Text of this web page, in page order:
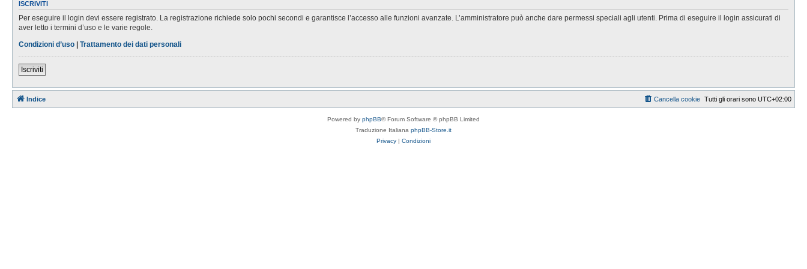
ISCRIVITI
Per eseguire il login devi essere registrato. La registrazione richiede solo pochi secondi e garantisce l’accesso alle funzioni avanzate. L’amministratore può anche dare permessi speciali agli utenti. Prima di eseguire il login assicurati di
aver letto i termini d’uso e le varie regole.
Condizioni d’uso | Trattamento dei dati personali
Iscriviti
Indice Tutti gli orari sono UTC+02:00
Cancella cookie
Powered by phpBB® Forum Software © phpBB Limited
Traduzione Italiana phpBB-Store.it
Privacy | Condizioni